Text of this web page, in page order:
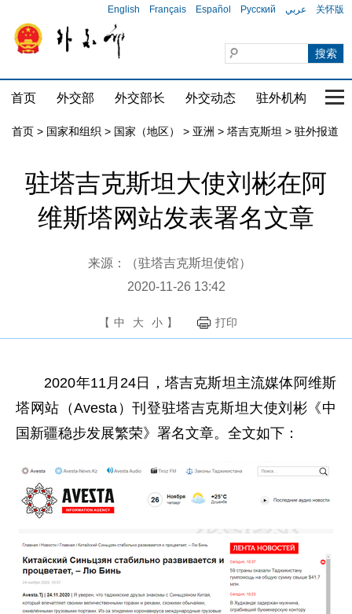
English Français Español Русский عربي 关怀版
首页 外交部 外交部长 外交动态 驻外机构 国
首页 > 国家和组织 > 国家（地区） > 亚洲 > 塔吉克斯坦 > 驻外报道
驻塔吉克斯坦大使刘彬在阿
维斯塔网站发表署名文章
来源：（驻塔吉克斯坦使馆）
2020-11-26 13:42
【 中 大 小 】 打印
2020年11月24日，塔吉克斯坦主流媒体阿维斯
塔网站（Avesta）刊登驻塔吉克斯坦大使刘彬《中
国新疆稳步发展繁荣》署名文章。全文如下：